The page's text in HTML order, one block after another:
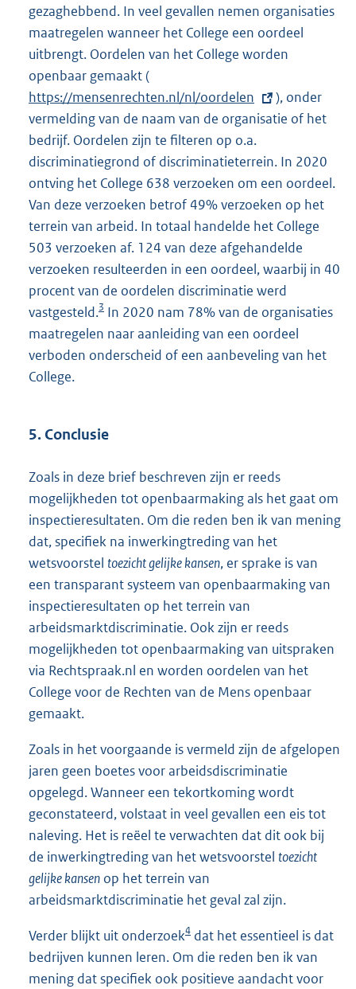
gezaghebbend. In veel gevallen nemen organisaties
maatregelen wanneer het College een oordeel
uitbrengt. Oordelen van het College worden
openbaar gemaakt (
x
t
e
r
n
e
l
i
n
k
:
https://mensenrechten.nl/nl/oordelen
), onder
vermelding van de naam van de organisatie of het
bedrijf. Oordelen zijn te filteren op o.a.
discriminatiegrond of discriminatieterrein. In 2020
ontving het College 638 verzoeken om een oordeel.
Van deze verzoeken betrof 49% verzoeken op het
terrein van arbeid. In totaal handelde het College
503 verzoeken af. 124 van deze afgehandelde
verzoeken resulteerden in een oordeel, waarbij in 40
procent van de oordelen discriminatie werd
vastgesteld.3 In 2020 nam 78% van de organisaties
maatregelen naar aanleiding van een oordeel
verboden onderscheid of een aanbeveling van het
College.
5. Conclusie
Zoals in deze brief beschreven zijn er reeds
mogelijkheden tot openbaarmaking als het gaat om
inspectieresultaten. Om die reden ben ik van mening
dat, specifiek na inwerkingtreding van het
wetsvoorstel toezicht gelijke kansen, er sprake is van
een transparant systeem van openbaarmaking van
inspectieresultaten op het terrein van
arbeidsmarktdiscriminatie. Ook zijn er reeds
mogelijkheden tot openbaarmaking van uitspraken
via Rechtspraak.nl en worden oordelen van het
College voor de Rechten van de Mens openbaar
gemaakt.
Zoals in het voorgaande is vermeld zijn de afgelopen
jaren geen boetes voor arbeidsdiscriminatie
opgelegd. Wanneer een tekortkoming wordt
geconstateerd, volstaat in veel gevallen een eis tot
naleving. Het is reëel te verwachten dat dit ook bij
de inwerkingtreding van het wetsvoorstel toezicht
gelijke kansen op het terrein van
arbeidsmarktdiscriminatie het geval zal zijn.
Verder blijkt uit onderzoek4 dat het essentieel is dat
bedrijven kunnen leren. Om die reden ben ik van
mening dat specifiek ook positieve aandacht voor